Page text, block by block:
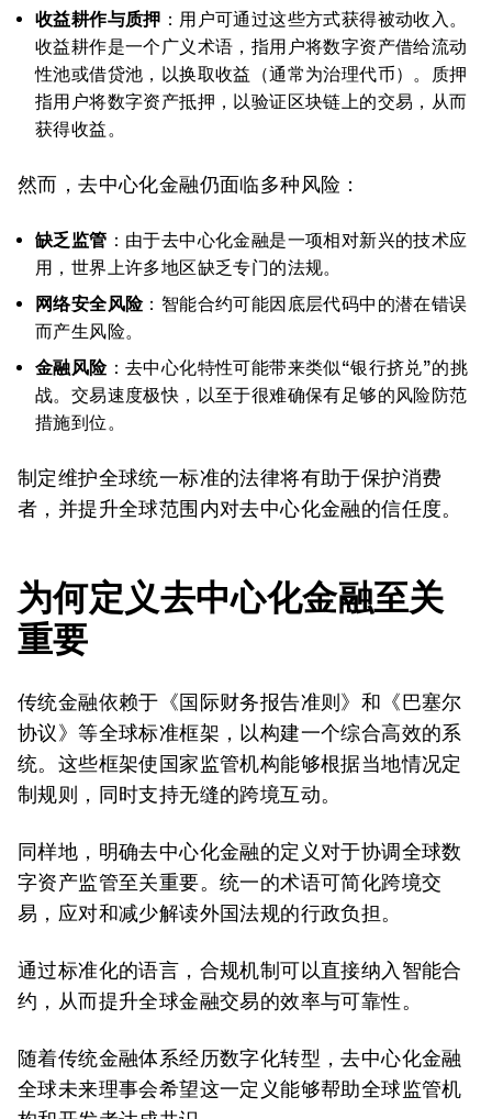
收益耕作与质押 ：用户可通过这些方式获得被动收入。
收益耕作是一个广义术语，指用户将数字资产借给流动
性池或借贷池，以换取收益（通常为治理代币）。质押
指用户将数字资产抵押，以验证区块链上的交易，从而
获得收益。
然而，去中心化金融仍面临多种风险：
缺乏监管 ：由于去中心化金融是一项相对新兴的技术应
用，世界上许多地区缺乏专门的法规。
网络安全风险：智能合约可能因底层代码中的潜在错误
而产生风险。
金融风险：去中心化特性可能带来类似“银行挤兑”的挑
战。交易速度极快，以至于很难确保有足够的风险防范
措施到位。
制定维护全球统一标准的法律将有助于保护消费
者，并提升全球范围内对去中心化金融的信任度。
为何定义去中心化金融至关
重要
传统金融依赖于《国际财务报告准则》和《巴塞尔
协议》等全球标准框架，以构建一个综合高效的系
统。这些框架使国家监管机构能够根据当地情况定
制规则，同时支持无缝的跨境互动。
同样地，明确去中心化金融的定义对于协调全球数
字资产监管至关重要。统一的术语可简化跨境交
易，应对和减少解读外国法规的行政负担。
通过标准化的语言，合规机制可以直接纳入智能合
约，从而提升全球金融交易的效率与可靠性。
随着传统金融体系经历数字化转型，去中心化金融
全球未来理事会希望这一定义能够帮助全球监管机